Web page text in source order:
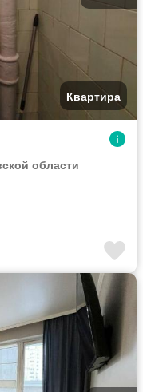
Квартира
области